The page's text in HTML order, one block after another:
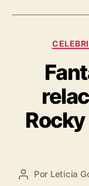
s
Rocky
A Por Leticia